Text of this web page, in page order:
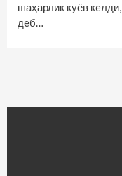
шаҳарлик куёв кeлди,
дeб…